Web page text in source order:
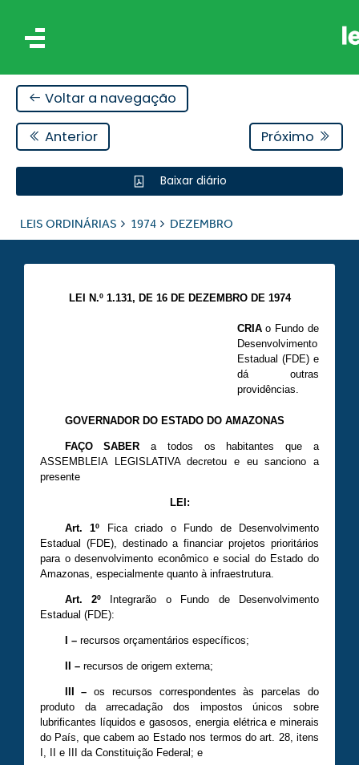
Voltar a navegação
Anterior Próximo
Baixar diário
LEIS ORDINÁRIAS 1974 DEZEMBRO
LEI N.º 1.131, DE 16 DE DEZEMBRO DE 1974
CRIAo Fundo de
Desenvolvimento
Estadual (FDE) e
dá outras
providências.
GOVERNADOR DO ESTADO DO AMAZONAS
FAÇO SABERa todos os habitantes que a
ASSEMBLEIA LEGISLATIVA decretou e eu sanciono a
presente
LEI:
Art. 1º
Fica criado o Fundo de Desenvolvimento
Estadual (FDE), destinado a financiar projetos prioritários
para o desenvolvimento econômico e social do Estado do
Amazonas, especialmente quanto à infraestrutura.
Art. 2º
Integrarão o Fundo de Desenvolvimento
Estadual (FDE):
I –recursos orçamentários específicos;
II –recursos de origem externa;
III – os recursos correspondentes às parcelas do
produto da arrecadação dos impostos únicos sobre
lubrificantes líquidos e gasosos, energia elétrica e minerais
do País, que cabem ao Estado nos termos do art. 28, itens
I, II e III da Constituição Federal; e